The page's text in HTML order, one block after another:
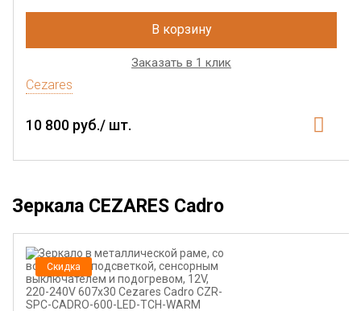
В корзину
Заказать в 1 клик
Cezares
10 800 руб./ шт.
Зеркала CEZARES Cadro
Скидка